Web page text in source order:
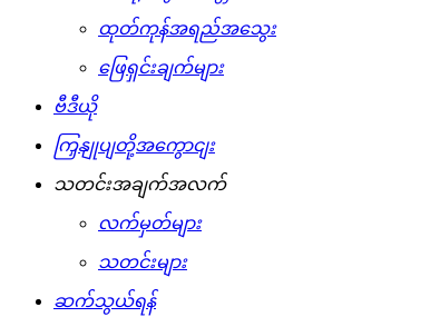
ထုတ်ကုန်အရည်အသွေး
ဖြေရှင်းချက်များ
ဗီဒီယို
ကြှနျုပျတို့အကွောငျး
သတင်းအချက်အလက်
လက်မှတ်များ
သတင်းများ
ဆက်သွယ်ရန်